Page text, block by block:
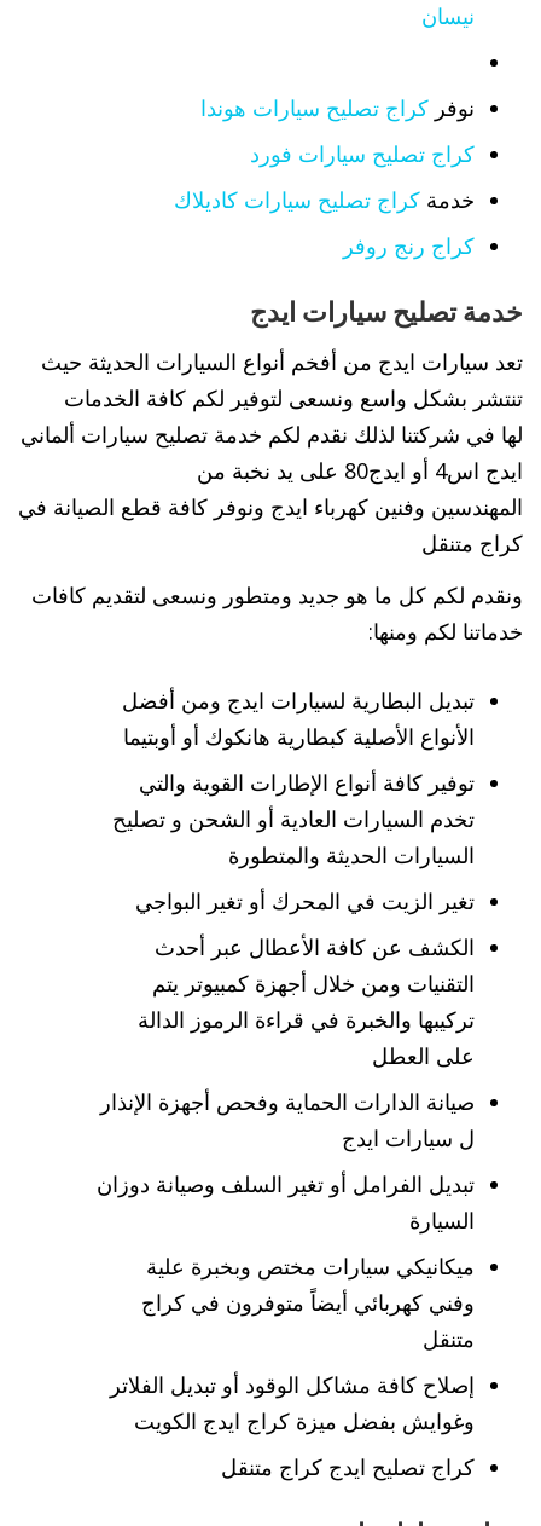
نيسان
نوفر كراج تصليح سيارات هوندا
كراج تصليح سيارات فورد
خدمة كراج تصليح سيارات كاديلاك
كراج رنج روفر
خدمة تصليح سيارات ايدج
تعد سيارات ايدج من أفخم أنواع السيارات الحديثة حيث
تنتشر بشكل واسع ونسعى لتوفير لكم كافة الخدمات
لها في شركتنا لذلك نقدم لكم خدمة تصليح سيارات ألماني
ايدج اس4 أو ايدج80 على يد نخبة من
المهندسين وفنين كهرباء ايدج ونوفر كافة قطع الصيانة في
كراج متنقل
ونقدم لكم كل ما هو جديد ومتطور ونسعى لتقديم كافات
خدماتنا لكم ومنها:
تبديل البطارية لسيارات ايدج ومن أفضل
الأنواع الأصلية كبطارية هانكوك أو أوبتيما
توفير كافة أنواع الإطارات القوية والتي
تخدم السيارات العادية أو الشحن و تصليح
السيارات الحديثة والمتطورة
تغير الزيت في المحرك أو تغير البواجي
الكشف عن كافة الأعطال عبر أحدث
التقنيات ومن خلال أجهزة كمبيوتر يتم
تركيبها والخبرة في قراءة الرموز الدالة
على العطل
صيانة الدارات الحماية وفحص أجهزة الإنذار
ل سيارات ايدج
تبديل الفرامل أو تغير السلف وصيانة دوزان
السيارة
ميكانيكي سيارات مختص وبخبرة علية
وفني كهربائي أيضاً متوفرون في كراج
متنقل
إصلاح كافة مشاكل الوقود أو تبديل الفلاتر
وغوايش بفضل ميزة كراج ايدج الكويت
كراج تصليح ايدج كراج متنقل